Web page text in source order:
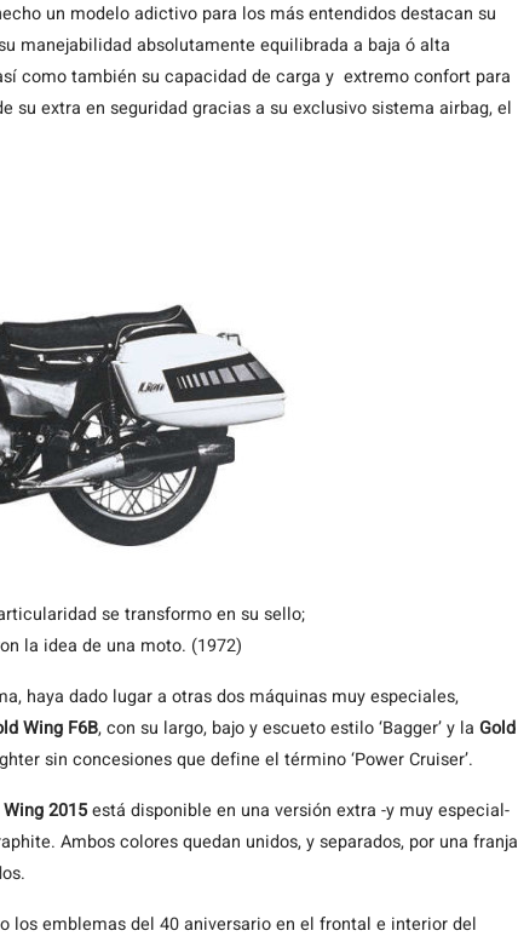
un modelo adictivo para los más entendidos destacan su
manejabilidad absolutamente equilibrada a baja ó alta
como también su capacidad de carga y extremo confort para
su extra en seguridad gracias a su exclusivo sistema airbag, el
se transformo en su sello;
la idea de una moto. (1972)
haya dado lugar a otras dos máquinas muy especiales,
Wing F6B, con su largo, bajo y escueto estilo ‘Bagger’ y la Gold
sin concesiones que define el término ‘Power Cruiser’.
2015está disponible en una versión extra -y muy especial-
Ambos colores quedan unidos, y separados, por una franja
los emblemas del 40 aniversario en el frontal e interior del